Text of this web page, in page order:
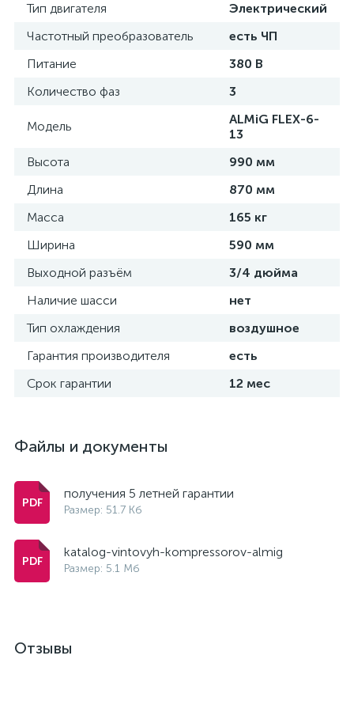
Тип двигателя
Электрический
Частотный преобразователь
есть ЧП
Питание
380 В
Количество фаз
3
Модель
ALMiG FLEX-6-
13
Высота
990 мм
Длина
870 мм
Масса
165 кг
Ширина
590 мм
Выходной разъём
3/4 дюйма
Наличие шасси
нет
Тип охлаждения
воздушное
Гарантия производителя
есть
Срок гарантии
12 мес
Файлы и документы
получения 5 летней гарантии
Размер: 51.7 Кб
katalog-vintovyh-kompressorov-almig
Размер: 5.1 Мб
Отзывы